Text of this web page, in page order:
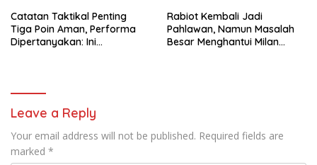
Catatan Taktikal Penting
Tiga Poin Aman, Performa
Dipertanyakan: Ini
Rabiot Kembali Jadi
Pahlawan, Namun Masalah
Besar Menghantui Milan
Leave a Reply
Your email address will not be published. Required fields are
marked *